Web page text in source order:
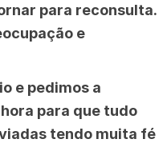
para reconsulta.
e
e pedimos a
para que tudo
tendo muita fé